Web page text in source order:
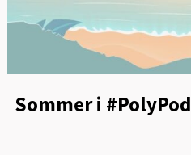
Sommer i #PolyPod